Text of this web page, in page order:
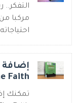
التفكر..
مركبا
Faith)